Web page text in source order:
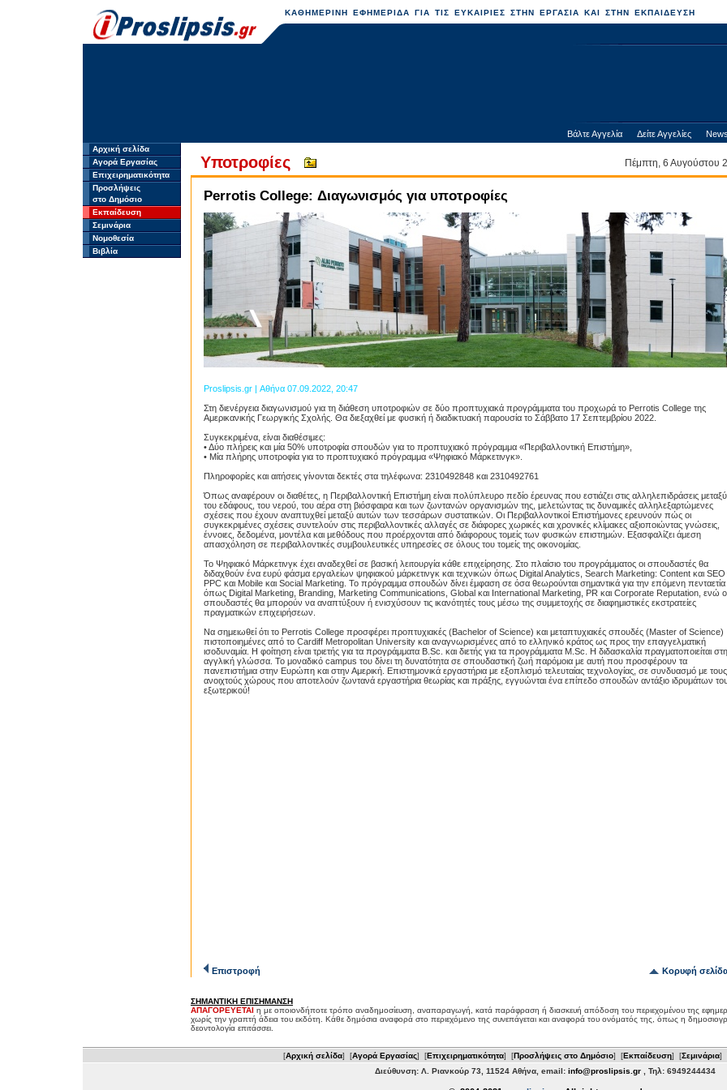
ΚΑΘΗΜΕΡΙΝΗ ΕΦΗΜΕΡΙΔΑ ΓΙΑ ΤΙΣ ΕΥΚΑΙΡΙΕΣ ΣΤΗΝ ΕΡΓΑΣΙΑ ΚΑΙ ΣΤΗΝ ΕΚΠΑΙΔΕΥΣΗ
Βάλτε Αγγελία Δείτε Αγγελίες
Αρχική σελίδα
Αγορά Εργασίας
Επιχειρηματικότητα
Προσλήψεις
στο Δημόσιο
Εκπαίδευση
Σεμινάρια
Νομοθεσία
Βιβλία
Υποτροφίες Πέμπτη, 6 Αυγούστου
Perrotis College: Διαγωνισμός για υποτροφίες
Proslipsis.gr | Αθήνα 07.09.2022, 20:47
Στη διενέργεια διαγωνισμού για τη διάθεση υποτροφιών σε δύο προπτυχιακά προγράμματα του προχωρά το Perrotis College της
Αμερικανικής Γεωργικής Σχολής. Θα διεξαχθεί με φυσική ή διαδικτυακή παρουσία το Σάββατο 17 Σεπτεμβρίου 2022.
Συγκεκριμένα, είναι διαθέσιμες:
• Δύο πλήρεις και μία 50% υποτροφία σπουδών για το προπτυχιακό πρόγραμμα «Περιβαλλοντική Επιστήμη»,
• Μία πλήρης υποτροφία για το προπτυχιακό πρόγραμμα «Ψηφιακό Μάρκετινγκ».
Πληροφορίες και αιτήσεις γίνονται δεκτές στα τηλέφωνα: 2310492848 και 2310492761
Όπως αναφέρουν οι διαθέτες, η Περιβαλλοντική Επιστήμη είναι πολύπλευρο πεδίο έρευνας που εστιάζει στις αλληλεπιδράσεις μεταξύ
του εδάφους, του νερού, του αέρα στη βιόσφαιρα και των ζωντανών οργανισμών της, μελετώντας τις δυναμικές αλληλεξαρτώμενες
σχέσεις που έχουν αναπτυχθεί μεταξύ αυτών των τεσσάρων συστατικών. Οι Περιβαλλοντικοί Επιστήμονες ερευνούν πώς οι
συγκεκριμένες σχέσεις συντελούν στις περιβαλλοντικές αλλαγές σε διάφορες χωρικές και χρονικές κλίμακες αξιοποιώντας γνώσεις,
έννοιες, δεδομένα, μοντέλα και μεθόδους που προέρχονται από διάφορους τομείς των φυσικών επιστημών. Εξασφαλίζει άμεση
απασχόληση σε περιβαλλοντικές συμβουλευτικές υπηρεσίες σε όλους του τομείς της οικονομίας.
Το Ψηφιακό Μάρκετινγκ έχει αναδεχθεί σε βασική λειτουργία κάθε επιχείρησης. Στο πλαίσιο του προγράμματος οι σπουδαστές θα
διδαχθούν ένα ευρύ φάσμα εργαλείων ψηφιακού μάρκετινγκ και τεχνικών όπως Digital Analytics, Search Marketing: Content και SEO
PPC και Mobile και Social Marketing. Το πρόγραμμα σπουδών δίνει έμφαση σε όσα θεωρούνται σημαντικά για την επόμενη πενταετία
όπως Digital Marketing, Branding, Marketing Communications, Global και International Marketing, PR και Corporate Reputation, ενώ
σπουδαστές θα μπορούν να αναπτύξουν ή ενισχύσουν τις ικανότητές τους μέσω της συμμετοχής σε διαφημιστικές εκστρατείες
πραγματικών επιχειρήσεων.
Να σημειωθεί ότι το Perrotis College προσφέρει προπτυχιακές (Bachelor of Science) και μεταπτυχιακές σπουδές (Master of Science)
πιστοποιημένες από το Cardiff Metropolitan University και αναγνωρισμένες από το ελληνικό κράτος ως προς την επαγγελματική
ισοδυναμία. Η φοίτηση είναι τριετής για τα προγράμματα B.Sc. και διετής για τα προγράμματα M.Sc. Η διδασκαλία πραγματοποιείται
αγγλική γλώσσα. Το μοναδικό campus του δίνει τη δυνατότητα σε σπουδαστική ζωή παρόμοια με αυτή που προσφέρουν τα
πανεπιστήμια στην Ευρώπη και στην Αμερική. Επιστημονικά εργαστήρια με εξοπλισμό τελευταίας τεχνολογίας, σε συνδυασμό με τους
ανοιχτούς χώρους που αποτελούν ζωντανά εργαστήρια θεωρίας και πράξης, εγγυώνται ένα επίπεδο σπουδών αντάξιο ιδρυμάτων
εξωτερικού!
Επιστροφή Κορυφή
ΣΗΜΑΝΤΙΚΗ ΕΠΙΣΗΜΑΝΣΗ
ΑΠΑΓΟΡΕΥΕΤΑΙ η με οποιονδήποτε τρόπο αναδημοσίευση, αναπαραγωγή, κατά παράφραση ή διασκευή απόδοση του περιεχομένου της
χωρίς την γραπτή άδεια του εκδότη. Κάθε δημόσια αναφορά στο περιεχόμενο της συνεπάγεται και αναφορά του ονόματός της, όπως η
δεοντολογία επιτάσσει.
[Αρχική σελίδα] [Αγορά Εργασίας] [Επιχειρηματικότητα] [Προσλήψεις στο Δημόσιο] [Εκπαίδευση] [Σεμινάρια]
Διεύθυνση: Λ. Ριανκούρ 73, 11524 Αθήνα, email: info@proslipsis.gr , Τηλ: 6949244434